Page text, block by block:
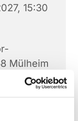
15:30
Mülheim